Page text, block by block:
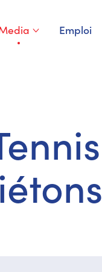
courante
Emploi